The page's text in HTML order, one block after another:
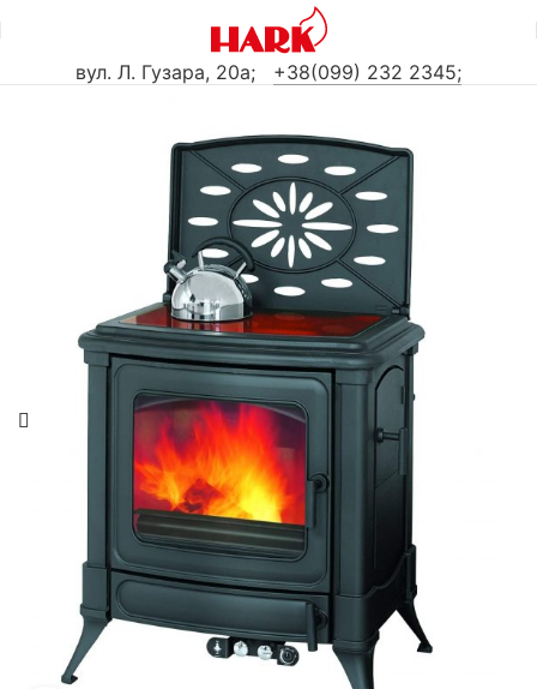
вул. Л. Гузара, 20а; +38(099) 232 2345;